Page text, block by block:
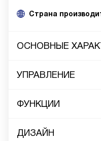
Cтрана
ОСНОВНЫЕ
УПРАВЛЕНИЕ
ФУНКЦИИ
ДИЗАЙН